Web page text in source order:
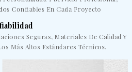
Confiables En Cada Proyecto
Seguras, Materiales De Calidad Y
Más Altos Estándares Técnicos.